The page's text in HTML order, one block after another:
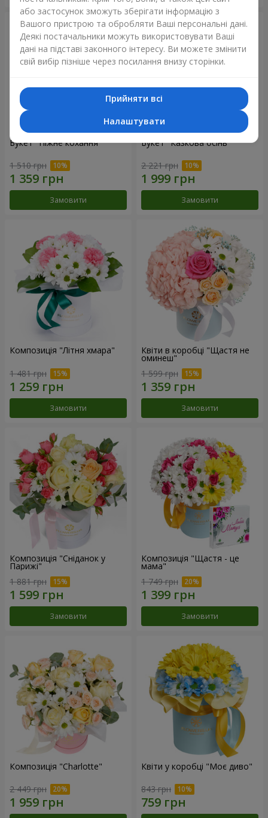
Букет "Ніжне кохання"
1 510 грн
Замовити
Букет "Казкова осінь"
2 221 грн
Замовити
Композиція "Літня хмара"
1 481 грн
Замовити
Квіти в коробці "Щастя не
оминеш"
1 599 грн
Замовити
Композиція "Сніданок у
Парижі"
1 881 грн
Замовити
Композиція "Щастя - це
мама"
1 749 грн
Замовити
Композиція "Charlotte"
2 449 грн
Квіти у коробці "Моє диво"
843 грн
або застосунок зможуть зберігати інформацію з
Вашого пристрою та обробляти Ваші персональні дані.
Деякі постачальники можуть використовувати Ваші
дані на підставі законного інтересу. Ви можете змінити
свій вибір пізніше через посилання внизу сторінки.
Прийняти всі
Налаштувати